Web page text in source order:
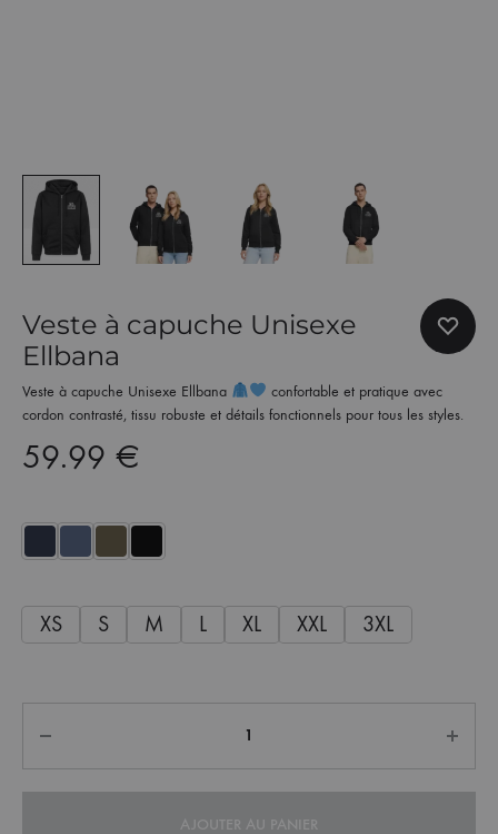
Veste à capuche Unisexe
Ellbana
Veste à capuche Unisexe Ellbana
confortable et pratique avec
cordon contrasté, tissu robuste et détails fonctionnels pour tous les styles.
59.99 €
XS S M L XL XXL 3XL
AJOUTER AU PANIER